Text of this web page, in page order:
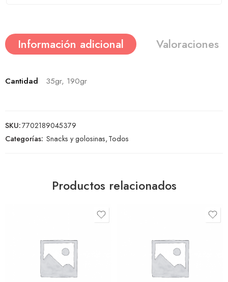
Información adicional Valoraciones
Cantidad 35gr, 190gr
SKU:7702189045379
Categorías: Snacks y golosinas,Todos
Productos relacionados